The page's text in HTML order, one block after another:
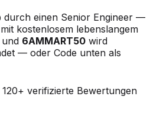
durch einen Senior Engineer —
kostenlosem lebenslangem
6AMMART50 wird
— oder Code unten als
120+ verifizierte Bewertungen